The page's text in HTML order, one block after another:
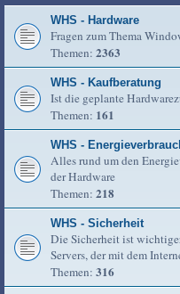
WHS - Hardware
Fragen zum Thema
Themen: 2363
WHS - Kaufberatung
Ist die geplante
Themen: 161
WHS -
Alles rund um den
der Hardware
Themen: 218
WHS - Sicherheit
Die Sicherheit ist
Servers, der mit dem
Themen: 316